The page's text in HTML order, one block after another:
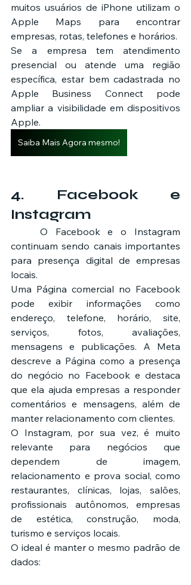
muitos usuários de iPhone utilizam o
Apple Maps para encontrar
empresas, rotas, telefones e horários.
Se a empresa tem atendimento
presencial ou atende uma região
específica, estar bem cadastrada no
Apple Business Connect pode
ampliar a visibilidade em dispositivos
Apple.
Saiba Mais Agora mesmo!
4. Facebook e
Instagram
continuam sendo canais importantes
para presença digital de empresas
locais.
Uma Página comercial no Facebook
pode exibir informações como
endereço, telefone, horário, site,
serviços, fotos, avaliações,
mensagens e publicações. A Meta
descreve a Página como a presença
do negócio no Facebook e destaca
que ela ajuda empresas a responder
comentários e mensagens, além de
manter relacionamento com clientes.
O Instagram, por sua vez, é muito
relevante para negócios que
dependem de imagem,
relacionamento e prova social, como
restaurantes, clínicas, lojas, salões,
profissionais autônomos, empresas
de estética, construção, moda,
turismo e serviços locais.
O ideal é manter o mesmo padrão de
dados: